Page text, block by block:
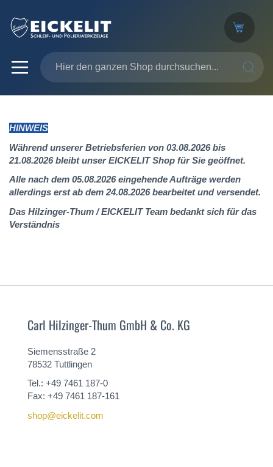
SUCHE
HINWEIS
Während unserer Betriebsferien von 03.08.2026 bis
21.08.2026 bleibt unser EICKELIT Shop für Sie geöffnet.
Alle nach dem 05.08.2026 eingehende Aufträge werden
allerdings erst ab dem 24.08.2026 bearbeitet und versendet.
Das Hilzinger-Thum / EICKELIT Team bedankt sich für das
Verständnis
Carl Hilzinger-Thum GmbH & Co. KG
Siemensstraße 2
78532 Tuttlingen
Tel.: +49 7461 187-0
Fax: +49 7461 187-161
shop@eickelit.com